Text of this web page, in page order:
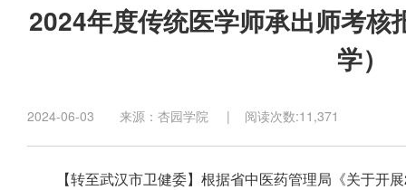
2024年度传统医学师承出师考核
学）
2024-06-03 来源：杏园学院 | 阅读次数:11,371
【转至武汉市卫健委】根据省中医药管理局《关于开